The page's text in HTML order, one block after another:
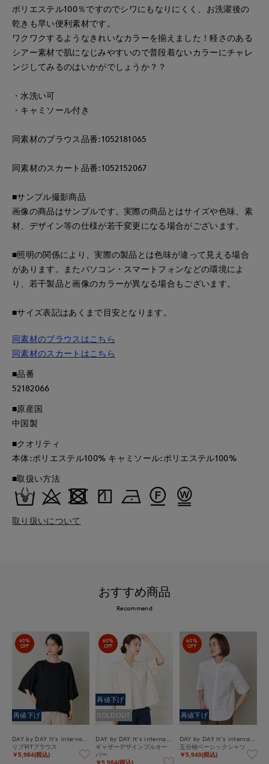
ポリエステル100％ですのでシワにもなりにくく、お洗濯後の
乾きも早い便利素材です。
ワクワクするようなきれいなカラーを揃えました！軽さのある
シアー素材で肌になじみやすいので普段着ないカラーにチャレ
ンジしてみるのはいかがでしょうか？？
・水洗い可
・キャミソール付き
同素材のブラウス品番:1052181065
同素材のスカート品番:1052152067
■サンプル撮影商品
画像の商品はサンプルです。実際の商品とはサイズや色味、素
材、デザイン等の仕様が若干変更になる場合がございます。
■照明の関係により、実際の製品とは色味が違って見える場合
があります。またパソコン・スマートフォンなどの環境によ
り、若干製品と画像のカラーが異なる場合もございます。
■サイズ表記はあくまで目安となります。
同素材のブラウスはこちら
同素材のスカートはこちら
■品番
52182066
■原産国
中国製
■クオリティ
本体:ポリエステル100% キャミソール:ポリエステル100%
■取扱い方法
取り扱いについて
おすすめ商品
Recommend
60%
OFF
再値下げ
リブ衿Tブラウス
￥5,984(税込)
60%
OFF
再値下げ
SOLDOUT
ギャザーデザインプルオー
バー
￥5,984(税込)
60%
OFF
再値下げ
五分袖ベーシックシャツ
￥5,940(税込)